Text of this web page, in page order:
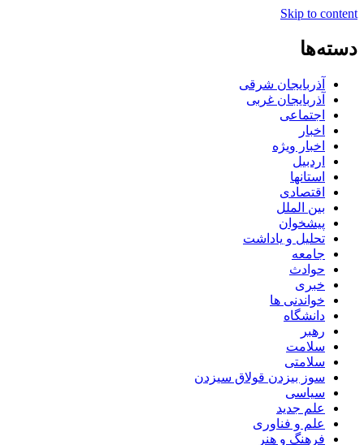
Skip to content
دسته‌ها
آذربایجان شرقی
آذربایجان غربی
اجتماعی
اخبار
اخبار ویژه
اردبیل
استانها
اقتصادی
بین الملل
پیشخوان
تحلیل و یاداشت
جامعه
حوادث
خبری
خواندنی ها
دانشگاه
رهبر
سلامت
سلامتی
سوز بیزدن قولاق سیزدن
سیاسی
علم جدید
علم و فناوری
فرهنگ و هنر